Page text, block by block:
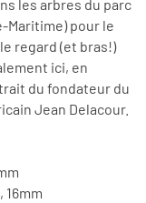
les arbres du parc
Maritime) pour le
regard (et bras!)
ici, en
du fondateur du
Jean Delacour.
16mm